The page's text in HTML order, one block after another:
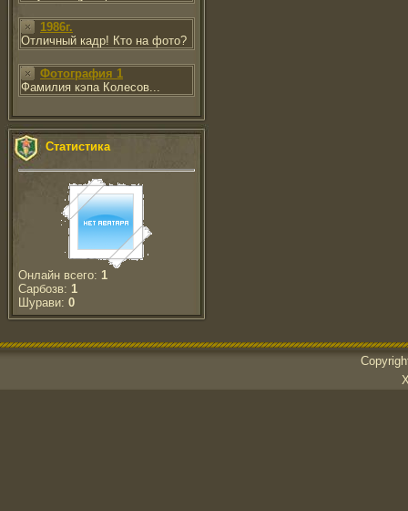
1986г.
Отличный кадр! Кто на фото?
Фотография 1
Фамилия кэпа Колесов...
Статистика
Онлайн всего: 1
Сарбозв: 1
Шурави: 0